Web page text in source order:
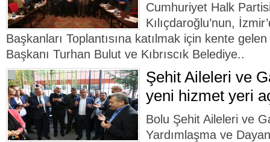
Cumhuriyet Halk
Kılıçdaroğlu’nun,
Başkanları Toplantısına katılmak için kente
Başkanı Turhan Bulut ve Kıbrıscık Belediye..
Şehit Aileleri ve
yeni hizmet yeri
Bolu Şehit Aileleri ve
Yardımlaşma ve